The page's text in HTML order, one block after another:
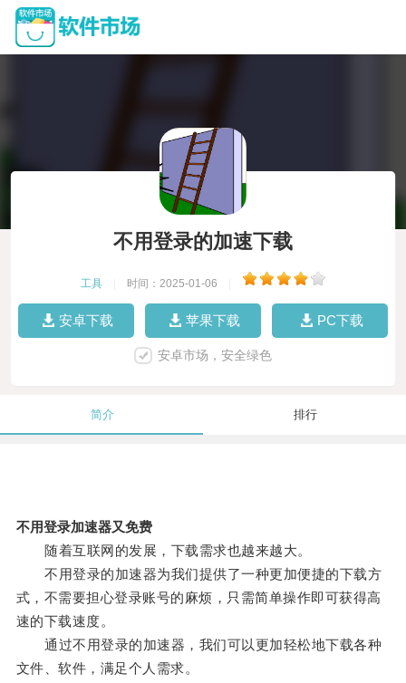
不用登录的加速下载
工具 时间：2025-01-06
安卓下载 苹果下载 PC下载
安卓市场，安全绿色
简介 排行
不用登录加速器又免费
随着互联网的发展，下载需求也越来越大。
不用登录的加速器为我们提供了一种更加便捷的下载方
式，不需要担心登录账号的麻烦，只需简单操作即可获得高
速的下载速度。
通过不用登录的加速器，我们可以更加轻松地下载各种
文件、软件，满足个人需求。